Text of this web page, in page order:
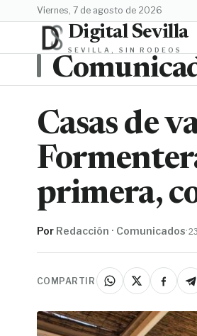
viernes, 7 de agosto de 2026
Digital Sevilla
SEVILLA, SIN RODEOS
Casas de
primera,
Por Redacción · Comunicados·
COMPARTIR